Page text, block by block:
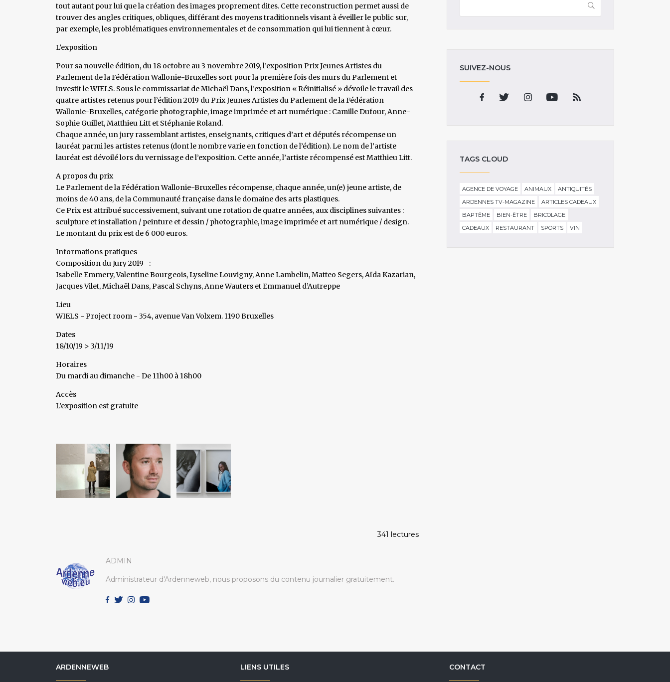
tout autant pour lui que la création des images proprement dites. Cette reconstruction permet aussi de
trouver des angles critiques, obliques, différant des moyens traditionnels visant à éveiller le public sur,
par exemple, les problématiques environnementales et de consommation qui lui tiennent à cœur.
L’exposition
Pour sa nouvelle édition, du 18 octobre au 3 novembre 2019, l’exposition Prix Jeunes Artistes du
Parlement de la Fédération Wallonie-Bruxelles sort pour la première fois des murs du Parlement et
investit le WIELS. Sous le commissariat de Michaël Dans, l’exposition « Réinitialisé » dévoile le travail des
quatre artistes retenus pour l’édition 2019 du Prix Jeunes Artistes du Parlement de la Fédération
Wallonie-Bruxelles, catégorie photographie, image imprimée et art numérique : Camille Dufour, Anne-
Sophie Guillet, Matthieu Litt et Stéphanie Roland.
Chaque année, un jury rassemblant artistes, enseignants, critiques d’art et députés récompense un
lauréat parmi les artistes retenus (dont le nombre varie en fonction de l’édition). Le nom de l’artiste
lauréat est dévoilé lors du vernissage de l’exposition. Cette année, l’artiste récompensé est Matthieu Litt.
A propos du prix
Le Parlement de la Fédération Wallonie-Bruxelles récompense, chaque année, un(e) jeune artiste, de
moins de 40 ans, de la Communauté française dans le domaine des arts plastiques.
Ce Prix est attribué successivement, suivant une rotation de quatre années, aux disciplines suivantes :
sculpture et installation / peinture et dessin / photographie, image imprimée et art numérique / design.
Le montant du prix est de 6 000 euros.
Informations pratiques
Composition du Jury 2019 :
Isabelle Emmery, Valentine Bourgeois, Lyseline Louvigny, Anne Lambelin, Matteo Segers, Aïda Kazarian,
Jacques Vilet, Michaël Dans, Pascal Schyns, Anne Wauters et Emmanuel d’Autreppe
Lieu
WIELS - Project room - 354, avenue Van Volxem. 1190 Bruxelles
Dates
18/10/19 > 3/11/19
Horaires
Du mardi au dimanche - De 11h00 à 18h00
Accès
L’exposition est gratuite
341 lectures
ADMIN
Administrateur d'Ardenneweb, nous proposons du contenu journalier gratuitement.
SUIVEZ-NOUS
TAGS CLOUD
AGENCE DE VOYAGE ANIMAUX
ANTIQUITÉS
ARDENNES TV-MAGAZINE
ARTICLES CADEAUX
BAPTÊME
BIEN-ÊTRE
BRICOLAGE
CADEAUX
RESTAURANT SPORTS VIN
ARDENNEWEB LIENS UTILES CONTACT